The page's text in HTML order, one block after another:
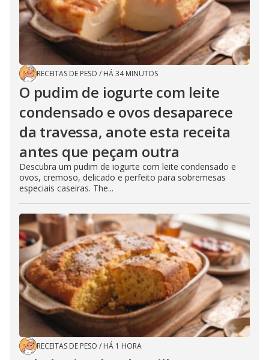
RECEITAS DE PESO / HÁ 34 MINUTOS
O pudim de iogurte com leite
condensado e ovos desaparece
da travessa, anote esta receita
antes que peçam outra
Descubra um pudim de iogurte com leite condensado e
ovos, cremoso, delicado e perfeito para sobremesas
especiais caseiras. The...
RECEITAS DE PESO / HÁ 1 HORA